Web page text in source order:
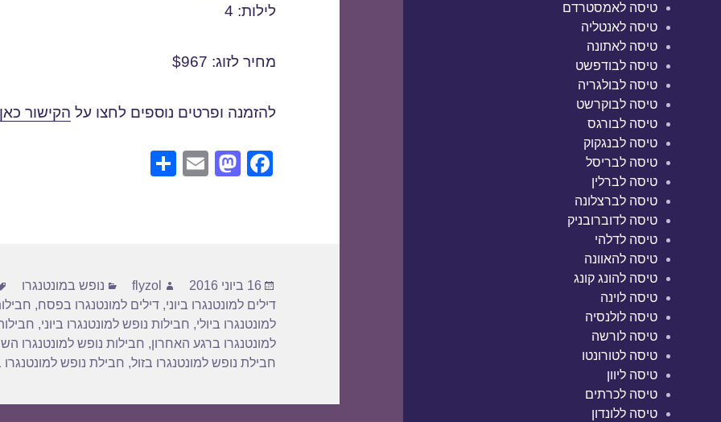
טיסה לאמסטרדם
טיסה לאנטליה
טיסה לאתונה
טיסה לבודפשט
טיסה לבולגריה
טיסה לבוקרשט
טיסה לבורגס
טיסה לבנגקוק
טיסה לבריסל
טיסה לברלין
טיסה לברצלונה
טיסה לדוברובניק
טיסה לדלהי
טיסה להאוונה
טיסה להונג קונג
טיסה לוינה
טיסה לולנסיה
טיסה לורשה
טיסה לטורונטו
טיסה ליוון
טיסה לכרתים
טיסה ללונדון
לילות: 4
מחיר לזוג: $967
להזמנה ופרטים נוספים לחצו על הקישור
F
o
o
k
M
o
n
E
פורסם
בתאריך
16 ביוני 2016 מחבר
flyzol קטגוריות
נופש במונטנגרו
דילים למונטנגרו ביוני,דילים למונטנגרו בפסח,
למונטנגרו ביולי, חבילות נופש למונטנגרו ביוני,
למונטנגרו ברגע האחרון, חבילות נופש למונטנגרו
חבילת נופש למונטנגרו בזול, חבילת נופש למונטנגרו